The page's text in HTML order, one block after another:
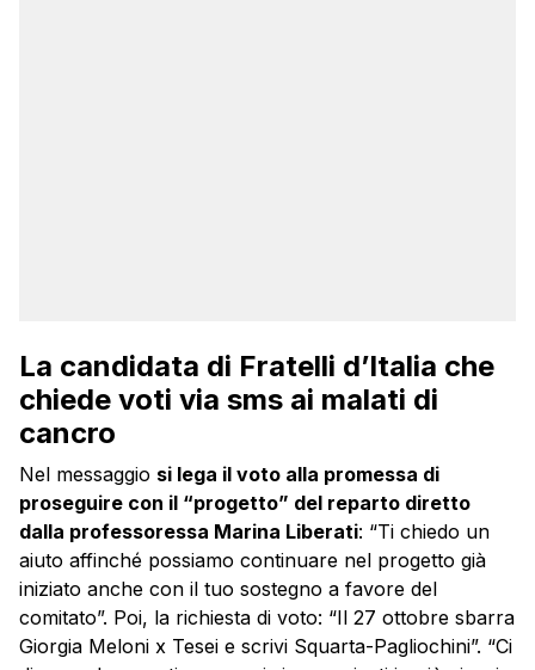
La candidata di Fratelli d’Italia che
chiede voti via sms ai malati di
cancro
Nel messaggio si lega il voto alla promessa di
proseguire con il “progetto” del reparto diretto
dalla professoressa Marina Liberati: “Ti chiedo un
aiuto affinché possiamo continuare nel progetto già
iniziato anche con il tuo sostegno a favore del
comitato”. Poi, la richiesta di voto: “Il 27 ottobre sbarra
Giorgia Meloni x Tesei e scrivi Squarta-Pagliochini”. “Ci